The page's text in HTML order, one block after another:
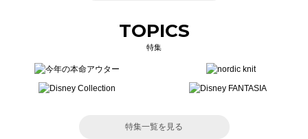
TOPICS
特集
特集一覧を見る